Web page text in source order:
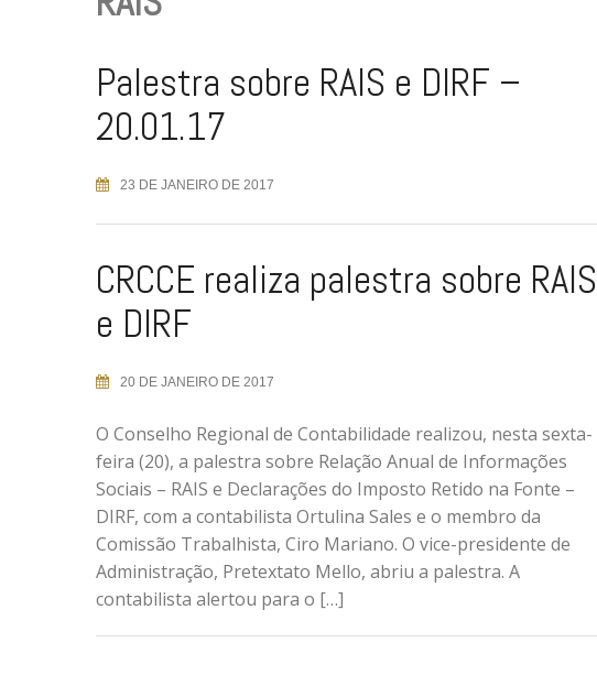
Palestra sobre RAIS e DIRF –
20.01.17
23 DE JANEIRO DE 2017
CRCCE realiza palestra sobre RAIS
e DIRF
20 DE JANEIRO DE 2017
O Conselho Regional de Contabilidade realizou, nesta sexta-
feira (20), a palestra sobre Relação Anual de Informações
Sociais – RAIS e Declarações do Imposto Retido na Fonte –
DIRF, com a contabilista Ortulina Sales e o membro da
Comissão Trabalhista, Ciro Mariano. O vice-presidente de
Administração, Pretextato Mello, abriu a palestra. A
contabilista alertou para o […]